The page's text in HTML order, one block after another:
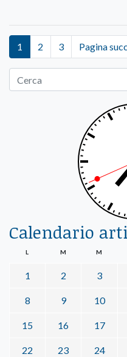
1 2 3 Pagina
Calendario
L M M
1 2 3
8 9 10
15 16 17
22 23 24